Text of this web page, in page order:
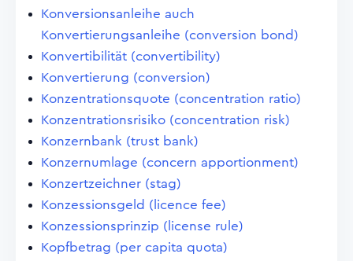
Konversionsanleihe auch
Konvertierungsanleihe (conversion bond)
Konvertibilität (convertibility)
Konvertierung (conversion)
Konzentrationsquote (concentration ratio)
Konzentrationsrisiko (concentration risk)
Konzernbank (trust bank)
Konzernumlage (concern apportionment)
Konzertzeichner (stag)
Konzessionsgeld (licence fee)
Konzessionsprinzip (license rule)
Kopfbetrag (per capita quota)